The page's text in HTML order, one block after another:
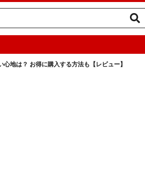
地は？ お得に購入する方法も【レビュー】